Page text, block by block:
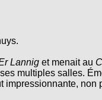
Lannig et menait au
multiples salles.
impressionnante,